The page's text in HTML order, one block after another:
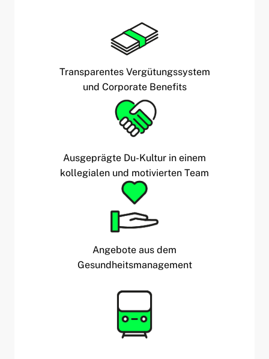
Transparentes Vergütungssystem
und Corporate Benefits
Ausgeprägte Du-Kultur in einem
kollegialen und motivierten Team
Angebote aus dem
Gesundheitsmanagement